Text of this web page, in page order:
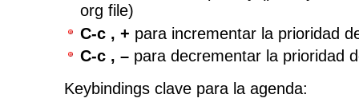
org file)
C-c , + para incrementar la prioridad
C-c , – para decrementar la prioridad
Keybindings clave para la agenda: